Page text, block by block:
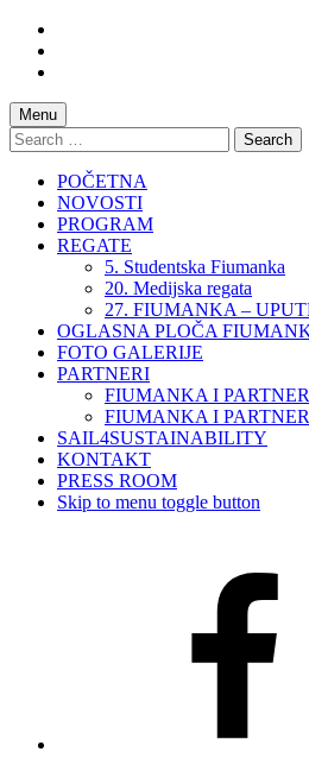
content
footer
Menu
Search
for:
POČETNA
NOVOSTI
PROGRAM
REGATE
5. Studentska Fiumanka
20. Medijska regata
27. FIUMANKA –
OGLASNA PLOČA
FOTO GALERIJE
PARTNERI
FIUMANKA I
FIUMANKA I
SAIL4SUSTAINABILITY
KONTAKT
PRESS ROOM
Skip to menu toggle button